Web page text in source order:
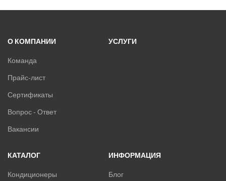
О КОМПАНИИ
Команда
Прайс-лист
Сертификаты
Вопрос - Ответ
Вакансии
УСЛУГИ
КАТАЛОГ
Кондиционеры
ИНФОРМАЦИЯ
Блог